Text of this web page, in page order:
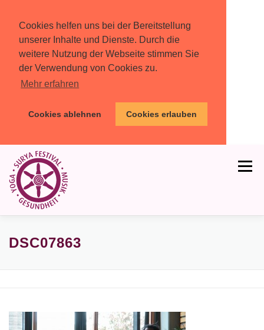
Cookies helfen uns bei der Bereitstellung
unserer Inhalte und Dienste. Durch die
weitere Nutzung der Webseite stimmen Sie
der Verwendung von Cookies zu.
Mehr erfahren
Cookies ablehnen Cookies erlauben
Inhalt
springen
Menü
HOME PROGRAMM
KONTAKT
DSC07863